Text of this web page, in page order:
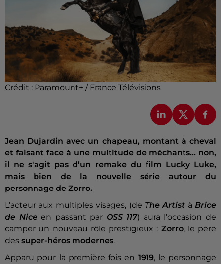
Crédit : Paramount+ / France Télévisions
Jean Dujardin avec un chapeau, montant à cheval
et faisant face à une multitude de méchants… non,
il ne s'agit pas d’un remake du film Lucky Luke,
mais bien de la nouvelle série autour du
personnage de Zorro.
L’acteur aux multiples visages, (de The Artist à Brice
de Niceen passant par OSS 117) aura l’occasion de
camper un nouveau rôle prestigieux : Zorro, le père
des super-héros modernes.
Apparu pour la première fois en 1919, le personnage